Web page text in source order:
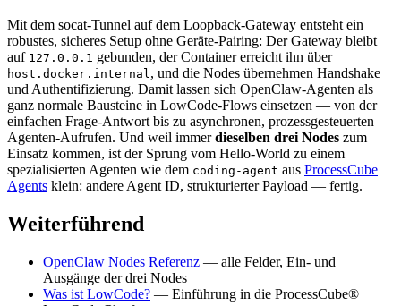
Mit dem socat-Tunnel auf dem Loopback-Gateway entsteht ein
robustes, sicheres Setup ohne Geräte-Pairing: Der Gateway bleibt
auf 127.0.0.1 gebunden, der Container erreicht ihn über
host.docker.internal, und die Nodes übernehmen Handshake
und Authentifizierung. Damit lassen sich OpenClaw-Agenten als
ganz normale Bausteine in LowCode-Flows einsetzen — von der
einfachen Frage-Antwort bis zu asynchronen, prozessgesteuerten
Agenten-Aufrufen. Und weil immerdieselben drei Nodes zum
Einsatz kommen, ist der Sprung vom Hello-World zu einem
spezialisierten Agenten wie dem coding-agent aus ProcessCube
Agents klein: andere Agent ID, strukturierter Payload — fertig.
Weiterführend
OpenClaw Nodes Referenz — alle Felder, Ein- und
Ausgänge der drei Nodes
Was ist LowCode? — Einführung in die ProcessCube®